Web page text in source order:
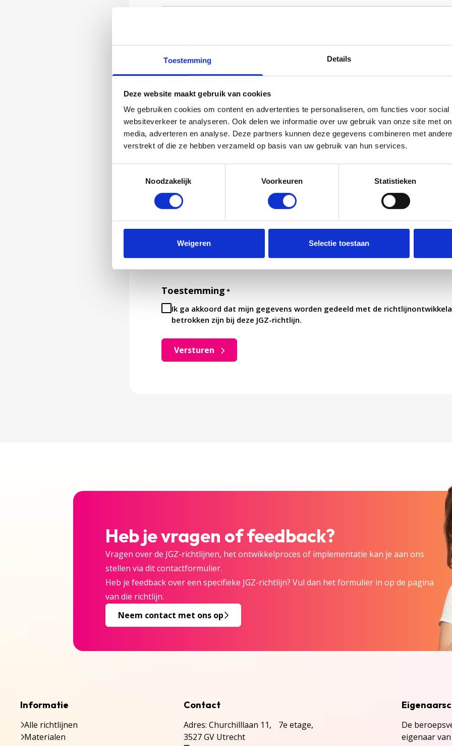
Toestemming Details
Deze website maakt gebruik van cookies
We gebruiken cookies om content en advertenties te personaliseren, om functies voor
websiteverkeer te analyseren. Ook delen we informatie over uw gebruik van onze site met
media, adverteren en analyse. Deze partners kunnen deze gegevens combineren met
verstrekt of die ze hebben verzameld op basis van uw gebruik van hun services.
Noodzakelijk
Voorkeuren Statistieken
Weigeren Selectie toestaan
Feedback*
Jouw feedback wordt verwerkt door de adviseurs van het team richtlijnen
Toestemming *
Ik ga akkoord dat mijn gegevens worden gedeeld met de
betrokken zijn bij deze JGZ-richtlijn.
Versturen
Heb je vragen of feedback?
Vragen over de JGZ-richtlijnen, het ontwikkelproces of implementatie kan je aan ons
stellen via dit contactformulier.
Heb je feedback over een specifieke JGZ-richtlijn? Vul dan het formulier in op de pagina
van die richtlijn.
Neem contact met ons op
Informatie
Alle richtlijnen
Materialen
Contact
Adres: Churchilllaan 11, 7e etage,
3527 GV Utrecht
De
eigenaar